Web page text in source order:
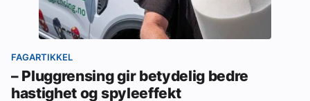
FAGARTIKKEL
– Pluggrensing gir betydelig bedre
hastighet og spyleeffekt